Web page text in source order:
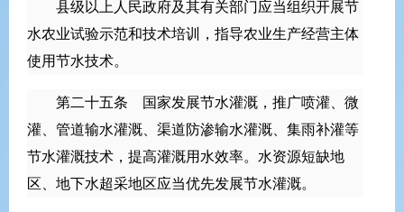
县级以上人民政府及其有关部门应当组织开展节
水农业试验示范和技术培训，指导农业生产经营主体
使用节水技术。
第二十五条 国家发展节水灌溉，推广喷灌、微
灌、管道输水灌溉、渠道防渗输水灌溉、集雨补灌等
节水灌溉技术，提高灌溉用水效率。水资源短缺地
区、地下水超采地区应当优先发展节水灌溉。